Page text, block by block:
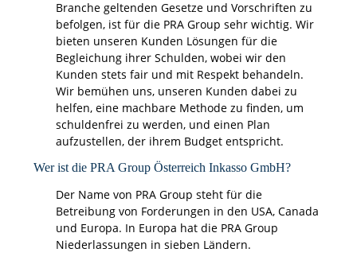
Branche geltenden Gesetze und Vorschriften zu
befolgen, ist für die PRA Group sehr wichtig. Wir
bieten unseren Kunden Lösungen für die
Begleichung ihrer Schulden, wobei wir den
Kunden stets fair und mit Respekt behandeln.
Wir bemühen uns, unseren Kunden dabei zu
helfen, eine machbare Methode zu finden, um
schuldenfrei zu werden, und einen Plan
aufzustellen, der ihrem Budget entspricht.
Wer ist die PRA Group Österreich Inkasso GmbH?
Der Name von PRA Group steht für die
Betreibung von Forderungen in den USA, Canada
und Europa. In Europa hat die PRA Group
Niederlassungen in sieben Ländern.